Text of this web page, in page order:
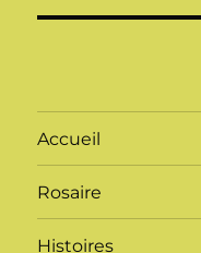
Accueil
Rosaire
Histoires